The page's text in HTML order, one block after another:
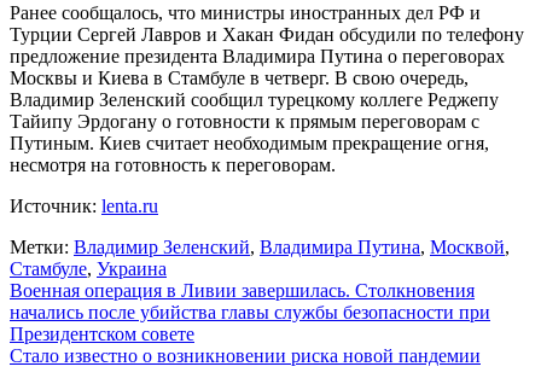
Ранее сообщалось, что министры иностранных дел РФ и
Турции Сергей Лавров и Хакан Фидан обсудили по телефону
предложение президента Владимира Путина о переговорах
Москвы и Киева в Стамбуле в четверг. В свою очередь,
Владимир Зеленский сообщил турецкому коллеге Реджепу
Тайипу Эрдогану о готовности к прямым переговорам с
Путиным. Киев считает необходимым прекращение огня,
несмотря на готовность к переговорам.
Источник: lenta.ru
Метки: Владимир Зеленский, Владимира Путина, Москвой,
Стамбуле, Украина
Навигация
по
записям
Военная операция в Ливии завершилась. Столкновения
начались после убийства главы службы безопасности при
Президентском совете
Стало известно о возникновении риска новой пандемии